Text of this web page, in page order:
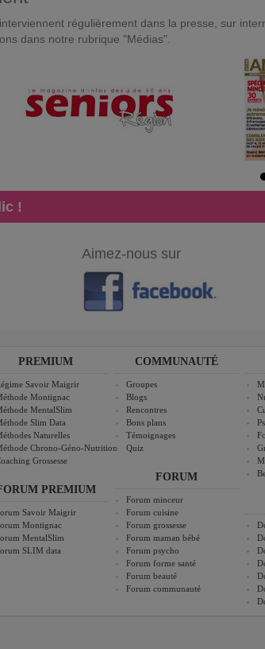
régulièrement dans la presse, sur
dans notre rubrique "Médias".
!
Aimez-nous sur
PREMIUM
Savoir Maigrir
Montignac
MentalSlim
Slim Data
Naturelles
Chrono-Géno-Nutrition
Grossesse
PREMIUM
Savoir Maigrir
Montignac
MentalSlim
SLIM data
COMMUNAUTÉ
Groupes
Blogs
Rencontres
Bons plans
Témoignages
Quiz
FORUM
Forum minceur
Forum cuisine
Forum grossesse
Forum maman bébé
Forum psycho
Forum forme santé
Forum beauté
Forum communauté